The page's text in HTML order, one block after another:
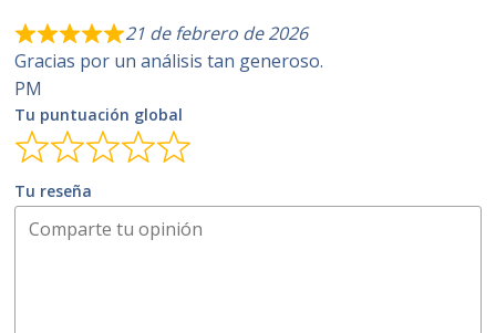
21 de febrero de 2026
Gracias por un análisis tan generoso.
PM
Tu puntuación global
Tu reseña